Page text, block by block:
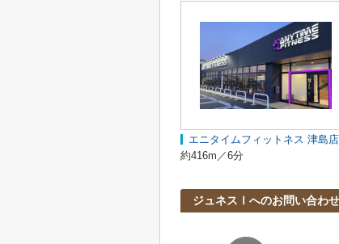
エニタイムフィットネス 津島店
約416m／6分
ジュネスⅠへのお問い合わせ